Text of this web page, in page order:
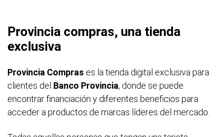
Provincia compras, una tienda
exclusiva
Provincia Compras es la tienda digital exclusiva para
clientes del Banco Provincia, donde se puede
encontrar financiación y diferentes beneficios para
acceder a productos de marcas líderes del mercado.